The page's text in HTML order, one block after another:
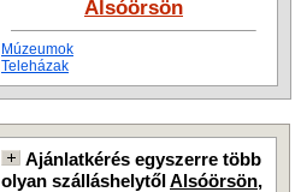
Alsóörsön
Múzeumok
Teleházak
Ajánlatkérés egyszerre több
olyan szálláshelytől Alsóörsön,